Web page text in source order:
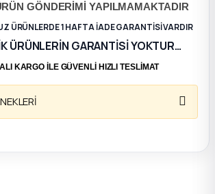
GÖNDERİMİ YAPILMAMAKTADIR
ÜRÜNLERDE 1 HAFTA İADE GARANTİSİ VARDIR
ÜRÜNLERİN GARANTİSİ YOKTUR…
KARGO İLE GÜVENLİ HIZLI TESLİMAT